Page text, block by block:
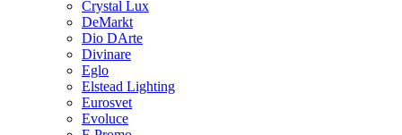
Crystal Lux
DeMarkt
Dio DArte
Divinare
Eglo
Elstead Lighting
Eurosvet
Evoluce